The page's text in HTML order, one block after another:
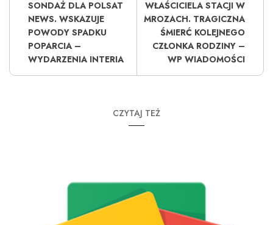
SONDAŻ DLA POLSAT
NEWS. WSKAZUJE
POWODY SPADKU
POPARCIA –
WYDARZENIA INTERIA
WŁAŚCICIELA STACJI W
MROZACH. TRAGICZNA
ŚMIERĆ KOLEJNEGO
CZŁONKA RODZINY –
WP WIADOMOŚCI
CZYTAJ TEŻ